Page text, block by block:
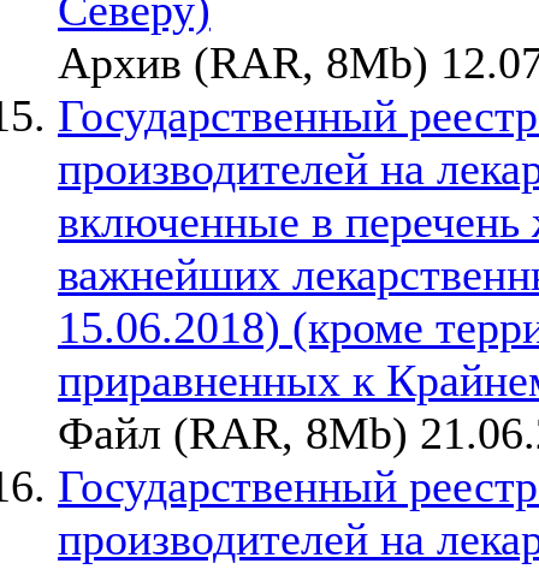
Северу)
Архив (RAR, 8Mb)
Государственный
производителей на
включенные в
важнейших
15.06.2018) (кроме
приравненных к
Файл (RAR, 8Mb)
Государственный
производителей на